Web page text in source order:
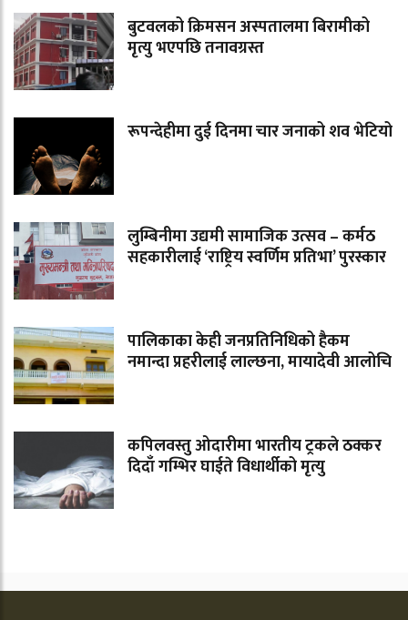
बुटवलको क्रिमसन अस्पतालमा बिरामीको
मृत्यु भएपछि तनावग्रस्त
रूपन्देहीमा दुई दिनमा चार जनाको शव भेटियो
लुम्बिनीमा उद्यमी सामाजिक उत्सव – कर्मठ
सहकारीलाई ‘राष्ट्रिय स्वर्णिम प्रतिभा’ पुरस्कार
पालिकाका केही जनप्रतिनिधिको हैकम
नमान्दा प्रहरीलाई लाल्छना, मायादेवी आलोचि
कपिलवस्तु ओदारीमा भारतीय ट्रकले ठक्कर
दिदाँ गम्भिर घाईते विधार्थीको मृत्यु